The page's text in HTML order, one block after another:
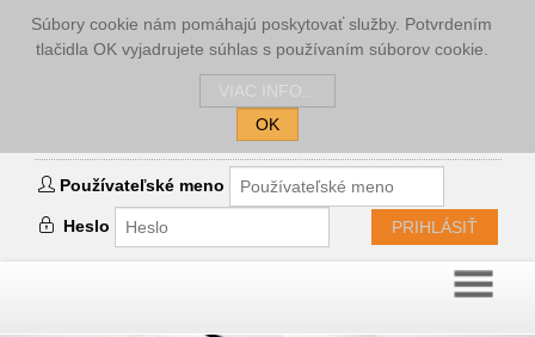
Súbory cookie nám pomáhajú poskytovať služby. Potvrdením
tlačidla OK vyjadrujete súhlas s používaním súborov cookie.
OK
Prihlásenie
Používateľské meno
Heslo PRIHLÁSIŤ